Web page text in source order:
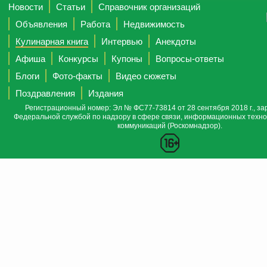
Новости Статьи
Справочник организаций
Объявления
Работа
Недвижимость
Кулинарная книга
Интервью
Анекдоты
Афиша
Конкурсы Купоны
Вопросы-ответы
Блоги
Фото-факты
Видео сюжеты
Поздравления
Издания
Регистрационный номер: Эл № ФС77-73814 от 28 сентября 2018 г.,
Федеральной службой по надзору в сфере связи, информационных
коммуникаций (Роскомнадзор).